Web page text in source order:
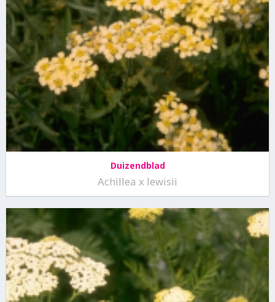
Duizendblad
Achillea x lewisii